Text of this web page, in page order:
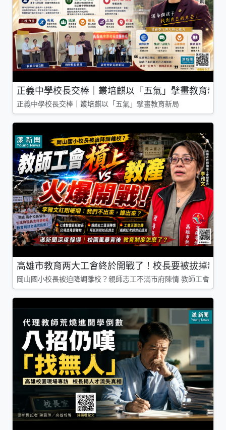
正義中學校長交棒｜叢培麒以「五氣」擘畫教育新局
正義中學校長交棒｜叢培麒以「五氣」擘畫教育新局
高雄市教育两大工會終於開戰了！校長要被拔掉親
岡山國小校長被迫降調離校？親師志工不滿市府陳情 教師工會槓